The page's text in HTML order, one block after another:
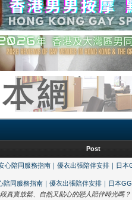
Post
心陪同服務指南｜優衣出張陪伴安排｜日
陪同服務指南｜優衣出張陪伴安排｜日本
真實放鬆、自然又貼心的戀人陪伴時光嗎